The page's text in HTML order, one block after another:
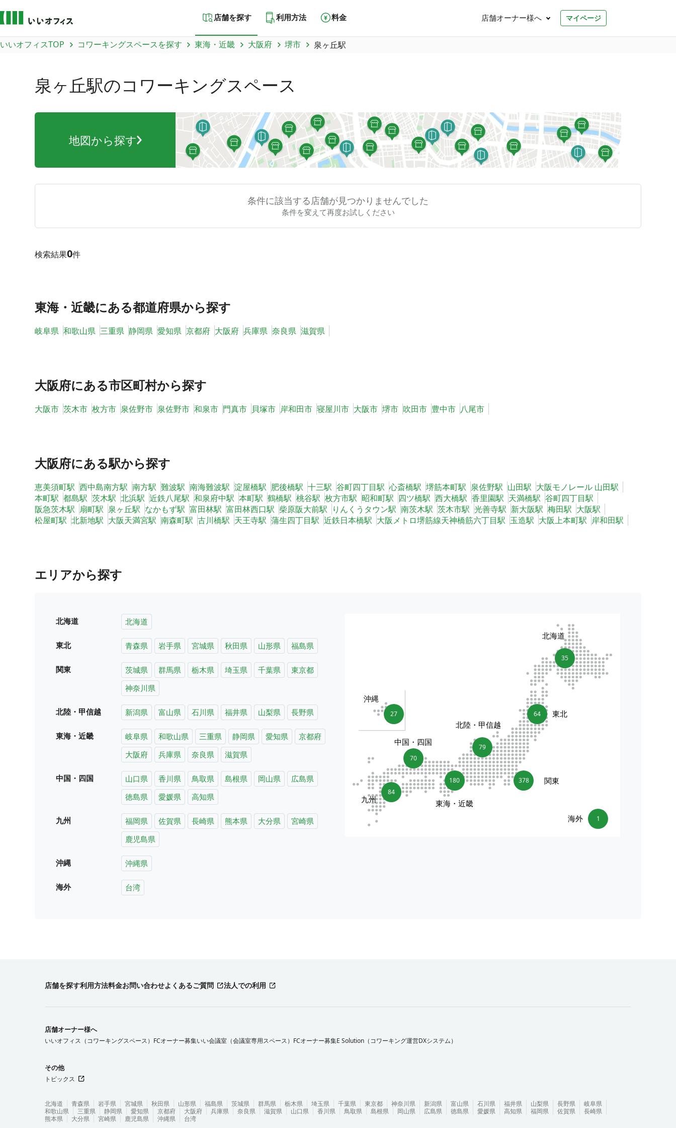
店舗を探す 利用方法 料金 店舗オーナー様へ マイページ
いいオフィスTOP コワーキングスペースを探す 東海・近畿 大阪府 堺市 泉ヶ丘駅
泉ヶ丘駅のコワーキングスペース
地図から探す
条件に該当する店舗が見つかりませんでした
条件を変えて再度お試しください
検索結果0件
東海・近畿にある都道府県から探す
岐阜県 和歌山県 三重県 静岡県 愛知県 京都府 大阪府 兵庫県 奈良県 滋賀県
大阪府にある市区町村から探す
大阪市 茨木市 枚方市 泉佐野市 泉佐野市 和泉市 門真市 貝塚市 岸和田市 寝屋川市 大阪市 堺市 吹田市 豊中市 八尾市
大阪府にある駅から探す
恵美須町駅 西中島南方駅 南方駅 難波駅 南海難波駅 淀屋橋駅 肥後橋駅 十三駅 谷町四丁目駅 心斎橋駅 堺筋本町駅 泉佐野駅 山田駅 大阪モノレール 山田駅
本町駅 都島駅 茨木駅 北浜駅 近鉄八尾駅 和泉府中駅 本町駅 鶴橋駅 桃谷駅 枚方市駅 昭和町駅 四ツ橋駅 西大橋駅 香里園駅 天満橋駅 谷町四丁目駅
阪急茨木駅 扇町駅 泉ヶ丘駅 なかもず駅 富田林駅 富田林西口駅 柴原阪大前駅 りんくうタウン駅 南茨木駅 茨木市駅 光善寺駅 新大阪駅 梅田駅 大阪駅
松屋町駅 北新地駅 大阪天満宮駅 南森町駅 古川橋駅 天王寺駅 蒲生四丁目駅 近鉄日本橋駅 大阪メトロ堺筋線天神橋筋六丁目駅 玉造駅 大阪上本町駅 岸和田駅
エリアから探す
北海道 北海道
東北 青森県 岩手県 宮城県 秋田県 山形県 福島県
関東 茨城県 群馬県 栃木県 埼玉県 千葉県
東京都
神奈川県
北陸・甲信越 新潟県 富山県 石川県 福井県 山梨県 長野県
東海・近畿 岐阜県 和歌山県 三重県 静岡県 愛知県
京都府
大阪府
兵庫県 奈良県 滋賀県
中国・四国 山口県 香川県 鳥取県 島根県 岡山県
広島県
徳島県
愛媛県 高知県
九州 福岡県 佐賀県 長崎県 熊本県 大分県
宮崎県
鹿児島県
沖縄 沖縄県
海外 台湾
35
北海道
64 東北
378 関東
79
北陸・甲信越
180
東海・近畿
70
中国・四国
84
九州
27
沖縄
1
海外
店舗を探す利用方法料金お問い合わせよくあるご質問 法人での利用
店舗オーナー様へ
いいオフィス（コワーキングスペース）FCオーナー募集いい会議室（会議室専用スペース）FCオーナー募集E Solution（コワーキング運営DXシステム）
その他
トピックス
北海道 青森県 岩手県 宮城県 秋田県 山形県 福島県 茨城県 群馬県 栃木県 埼玉県 千葉県 東京都 神奈川県 新潟県 富山県 石川県 福井県 山梨県 長野県
岐阜県
和歌山県
三重県 静岡県 愛知県 京都府 大阪府 兵庫県 奈良県 滋賀県 山口県 香川県 鳥取県 島根県 岡山県 広島県 徳島県 愛媛県 高知県 福岡県 佐賀県
長崎県
熊本県
大分県 宮崎県 鹿児島県 沖縄県 台湾